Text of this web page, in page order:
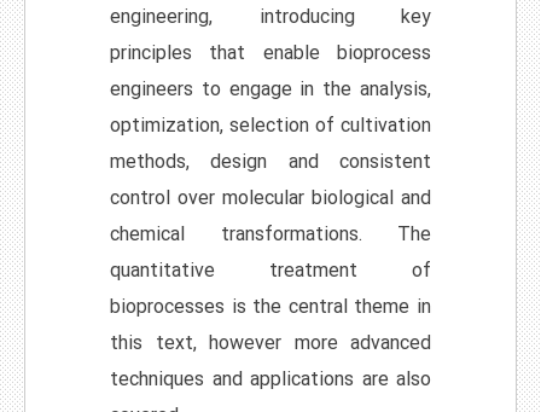
engineering, introducing key
principles that enable bioprocess
engineers to engage in the analysis,
optimization, selection of cultivation
methods, design and consistent
control over molecular biological and
chemical transformations. The
quantitative treatment of
bioprocesses is the central theme in
this text, however more advanced
techniques and applications are also